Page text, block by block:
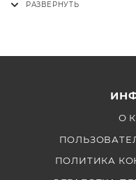
профессиональных
О
ПОЛИТИКА